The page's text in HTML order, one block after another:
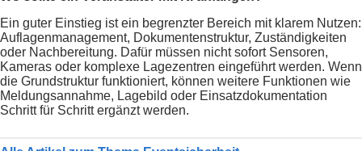
Ein guter Einstieg ist ein begrenzter Bereich mit klarem Nutzen:
Auflagenmanagement, Dokumentenstruktur, Zuständigkeiten
oder Nachbereitung. Dafür müssen nicht sofort Sensoren,
Kameras oder komplexe Lagezentren eingeführt werden. Wenn
die Grundstruktur funktioniert, können weitere Funktionen wie
Meldungsannahme, Lagebild oder Einsatzdokumentation
Schritt für Schritt ergänzt werden.